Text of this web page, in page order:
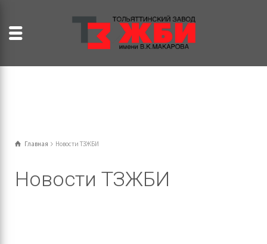
Главная Новости ТЗЖБИ
Новости ТЗЖБИ